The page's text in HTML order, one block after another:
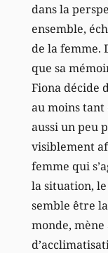
dans la
ensemble,
de la femme.
que sa
Fiona décide
au moins tant
aussi un peu
visiblement
femme qui
la situation,
semble être
monde,